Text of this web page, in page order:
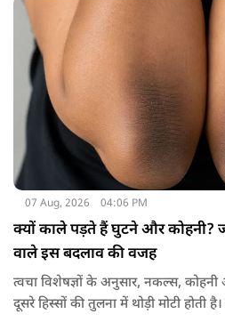
07 Aug, 2026 04:06 PM
क्यों काले पड़ते हैं घुटने और कोहनी?
वाले इस बदलाव की वजह
त्वचा विशेषज्ञों के अनुसार, नकल्स, कोहनी
दूसरे हिस्सों की तुलना में थोड़ी मोटी होती